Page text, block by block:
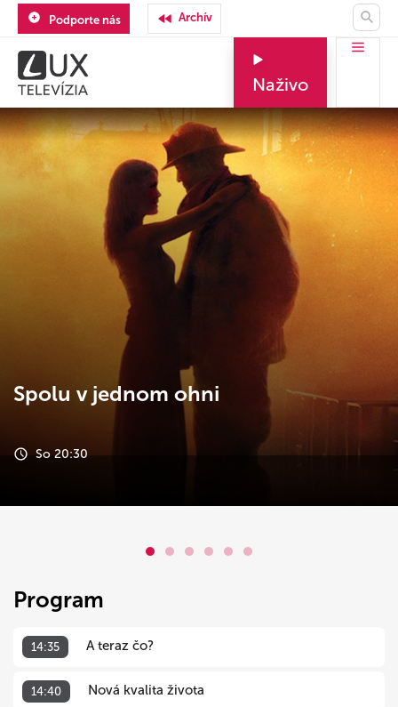
Podporte nás Archív
Naživo
Spolu v jednom ohni
So 20:30
Program
14:35 A teraz čo?
14:40 Nová kvalita života